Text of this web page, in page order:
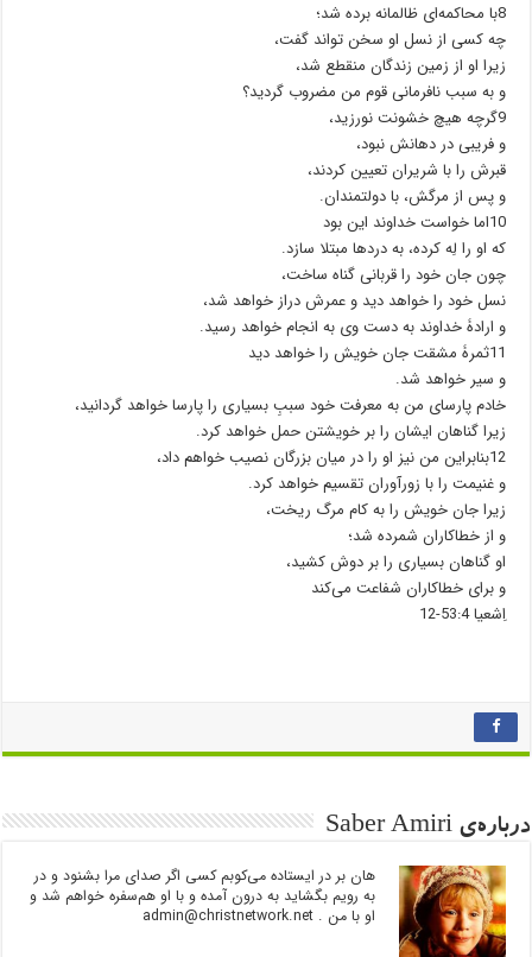
8با محاکمه‌ای ظالمانه برده شد؛
چه کسی از نسل او سخن تواند گفت،
زیرا او از زمین زندگان منقطع شد،
و به سبب نافرمانی قوم من مضروب گردید؟
9گرچه هیچ خشونت نورزید،
و فریبی در دهانش نبود،
قبرش را با شریران تعیین کردند،
و پس از مرگش، با دولتمندان.
10اما خواست خداوند این بود
که او را لِه کرده، به دردها مبتلا سازد.
چون جان خود را قربانی گناه ساخت،
نسل خود را خواهد دید و عمرش دراز خواهد شد،
و ارادۀ خداوند به دست وی به انجام خواهد رسید.
11ثمرۀ مشقت جان خویش را خواهد دید
و سیر خواهد شد.
خادم پارسای من به معرفت خود سببِ بسیاری را پارسا خواهد گردانید،
زیرا گناهان ایشان را بر خویشتن حمل خواهد کرد.
12بنابراین من نیز او را در میان بزرگان نصیب خواهم داد،
و غنیمت را با زورآوران تقسیم خواهد کرد.
زیرا جان خویش را به کام مرگ ریخت،
و از خطاکاران شمرده شد؛
او گناهان بسیاری را بر دوش کشید،
و برای خطاکاران شفاعت می‌کند
اِشعیا 53:4-12
درباره‌ی Saber Amiri
هان بر در ایستاده می‌کوبم کسی اگر صدای مرا بشنود و در
به رویم بگشاید به درون آمده و با او هم‌سفره خواهم شد و
او با من .admin@christnetwork.net